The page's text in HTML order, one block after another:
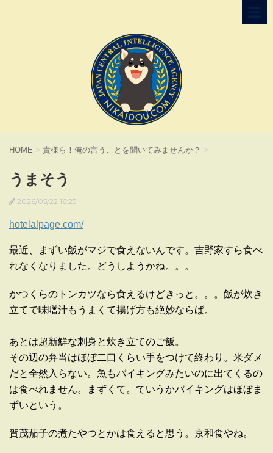
HOME > 貴様ら！俺の言うことを聞いてみませんか？ >
うまそう
2026/05/22 16:25
hotelalpage.com/
最近、まずい飯がマジで食えないんです。吉野家すら食べ
れなくなりました。どうしようかね。。。
かつくらのトンカツなら食えるけどきっと。。。飯が炊き
立てで味噌汁もうまくて揚げ方も絶妙ならば。
あとは超新鮮な刺身と炊き立てのご飯。
その辺の弁当はほぼ二口くらい手をつけて終わり。米ダメ
だと全然入らない。魚もバイキングみたいのに出てくるの
は食べれません。まずくて。ていうかバイキングはほぼま
ずいという。
賀茂茄子の煮たやつとかは食えると思う。京和食やね。